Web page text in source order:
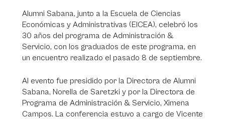
Alumni Sabana, junto a la Escuela de Ciencias
Económicas y Administrativas (EICEA), celebró los
30 años del programa de Administración &
Servicio, con los graduados de este programa, en
un encuentro realizado el pasado 8 de septiembre.
Al evento fue presidido por la Directora de Alumni
Sabana, Norella de Saretzki y por la Directora de
Programa de Administración & Servicio, Ximena
Campos. La conferencia estuvo a cargo de Vicente